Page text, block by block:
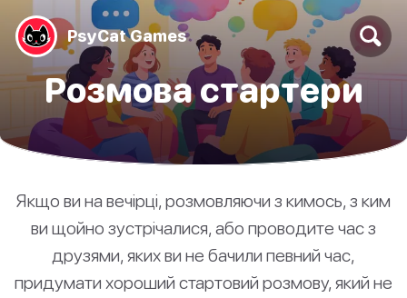
PsyCat Games
Pозмова стартери
Якщо ви на вечірці, розмовляючи з кимось, з ким
ви щойно зустрічалися, або проводите час з
друзями, яких ви не бачили певний час,
придумати хороший стартовий розмову, який не